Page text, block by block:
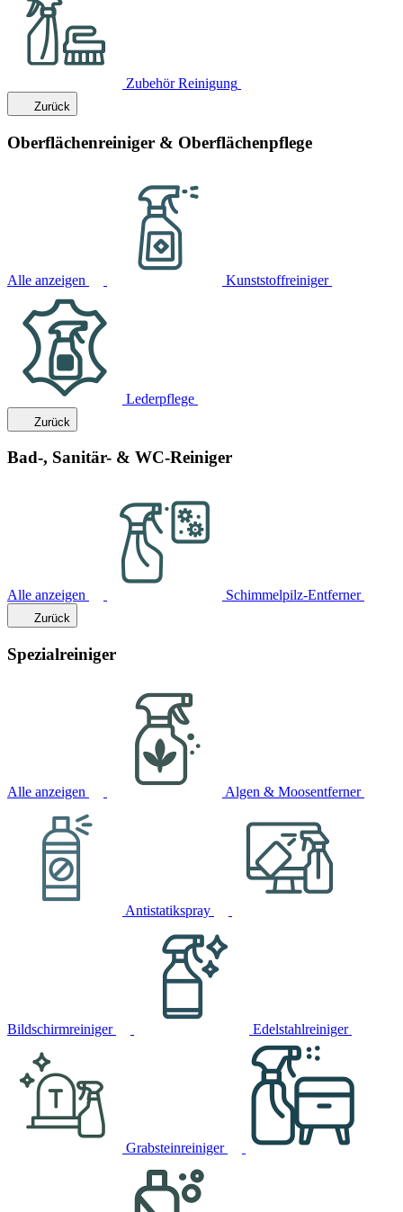
Zubehör Reinigung
Zurück
Oberflächenreiniger & Oberflächenpflege
Alle anzeigen Kunststoffreiniger
Lederpflege
Zurück
Bad-, Sanitär- & WC-Reiniger
Alle anzeigen Schimmelpilz-Entferner
Zurück
Spezialreiniger
Alle anzeigen Algen & Moosentferner
Antistatikspray
Bildschirmreiniger Edelstahlreiniger
Grabsteinreiniger